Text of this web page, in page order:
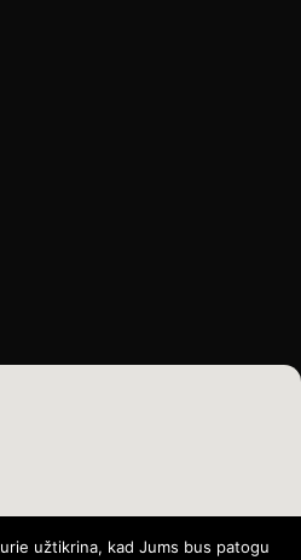
užtikrina, kad Jums bus patogu